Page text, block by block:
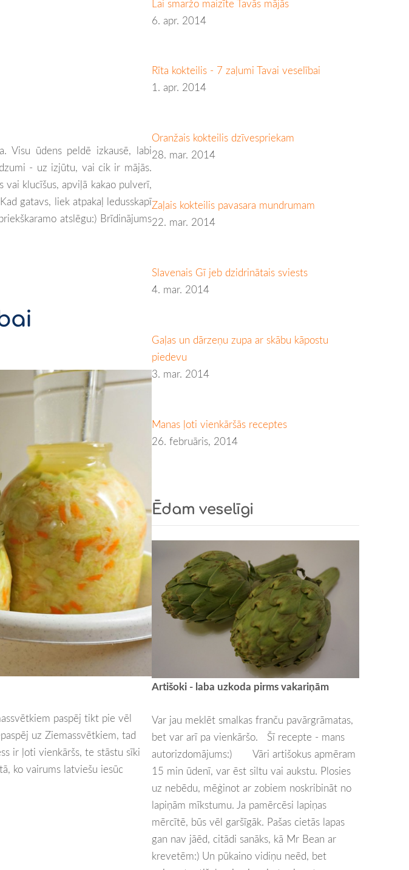
Lai smaržo maizīte Tavās mājās
6. apr. 2014
Rīta kokteilis - 7 zaļumi Tavai veselībai
1. apr. 2014
Oranžais kokteilis dzīvespriekam
28. mar. 2014
Zaļais kokteilis pavasara mundrumam
22. mar. 2014
Slavenais Gī jeb dzidrinātais sviests
4. mar. 2014
Gaļas un dārzeņu zupa ar skābu kāpostu
piedevu
3. mar. 2014
Manas ļoti vienkāršās receptes
26. februāris, 2014
Ēdam veselīgi
Artišoki - laba uzkoda pirms vakariņām
Var jau meklēt smalkas franču pavārgrāmatas,
bet var arī pa vienkāršo. Šī recepte - mans
autorizdomājums:) Vāri artišokus apmēram
15 min ūdenī, var ēst siltu vai aukstu. Plosies
uz nebēdu, mēģinot ar zobiem noskribināt no
lapiņām mīkstumu. Ja pamērcēsi lapiņas
mērcītē, būs vēl garšīgāk. Pašas cietās lapas
gan nav jāēd, citādi sanāks, kā Mr Bean ar
krevetēm:) Un pūkaino vidiņu neēd, bet
Visu ūdens peldē izkausē, labi
- uz izjūtu, vai cik ir mājās.
vai klucīšus, apviļā kakao pulverī,
gatavs, liek atpakaļ ledusskapī
atslēgu:) Brīdinājums
paspēj tikt pie vēl
uz Ziemassvētkiem, tad
ir ļoti vienkāršs, te stāstu sīki
ko vairums latviešu iesūc